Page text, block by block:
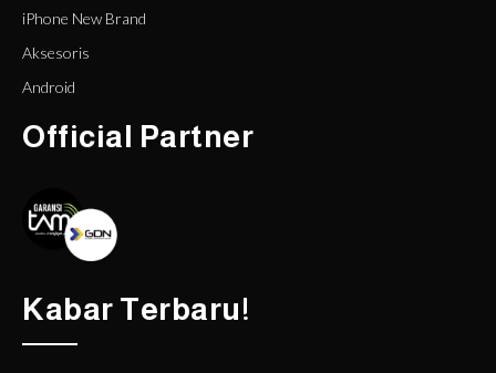
iPhone New Brand
Aksesoris
Android
Official Partner
Kabar Terbaru!